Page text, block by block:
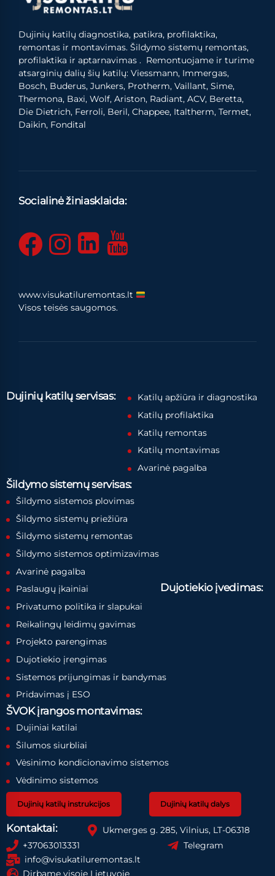
Dujinių katilų diagnostika, patikra, profilaktika,
remontas ir montavimas. Šildymo sistemų remontas,
profilaktika ir aptarnavimas . Remontuojame ir turime
atsarginių dalių šių katilų: Viessmann, Immergas,
Bosch, Buderus, Junkers, Protherm, Vaillant, Sime,
Thermona, Baxi, Wolf, Ariston, Radiant, ACV, Beretta,
Die Dietrich, Ferroli, Beril, Chappee, Italtherm, Termet,
Daikin, Fondital
Socialinė žiniasklaida:
www.visukatiluremontas.lt
Visos teisės saugomos.
Dujinių katilų servisas:
Katilų apžiūra ir diagnostika
Katilų profilaktika
Katilų remontas
Katilų montavimas
Avarinė pagalba
Šildymo sistemų servisas:
Šildymo sistemos plovimas
Šildymo sistemų priežiūra
Šildymo sistemų remontas
Šildymo sistemos optimizavimas
Avarinė pagalba
Paslaugų įkainiai
Privatumo politika ir slapukai
Dujotiekio įvedimas:
Reikalingų leidimų gavimas
Projekto parengimas
Dujotiekio įrengimas
Sistemos prijungimas ir bandymas
Pridavimas į ESO
ŠVOK įrangos montavimas:
Dujiniai katilai
Šilumos siurbliai
Vėsinimo kondicionavimo sistemos
Vėdinimo sistemos
Dujinių katilų instrukcijos Dujinių katilų dalys
Kontaktai:
Ukmerges g. 285, Vilnius, LT-06318
+37063013331
Telegram
info@visukatiluremontas.lt
Dirbame visoje Lietuvoje